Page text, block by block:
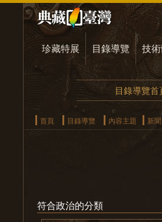
珍藏特展 目錄導覽 技
目錄導覽首
首頁 目錄導覽 內容主題 新聞
符合政治的分類